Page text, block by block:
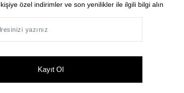
özel indirimler ve son yenilikler ile ilgili bilgi alın
Kayıt Ol